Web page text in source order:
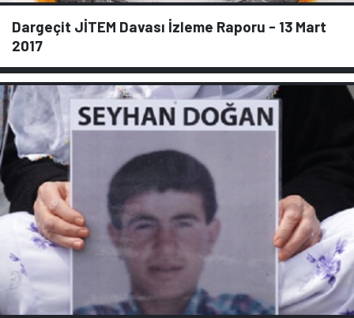
Dargeçit JİTEM Davası İzleme Raporu - 13 Mart
2017